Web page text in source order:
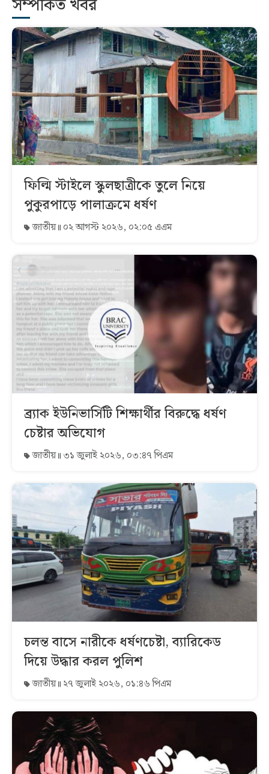
সম্পর্কিত খবর
ফিল্মি স্টাইলে স্কুলছাত্রীকে তুলে নিয়ে
পুকুরপাড়ে পালাক্রমে ধর্ষণ
জাতীয় ০২ আগস্ট ২০২৬, ০২:০৫ এএম
ব্র্যাক ইউনিভার্সিটি শিক্ষার্থীর বিরুদ্ধে ধর্ষণ
চেষ্টার অভিযোগ
জাতীয় ৩১ জুলাই ২০২৬, ০৩:৪৭ পিএম
চলন্ত বাসে নারীকে ধর্ষণচেষ্টা, ব্যারিকেড
দিয়ে উদ্ধার করল পুলিশ
জাতীয় ২৭ জুলাই ২০২৬, ০১:৪৬ পিএম